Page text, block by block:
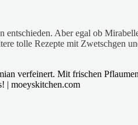
Aber egal ob
tolle Rezepte mit Zwetschgen